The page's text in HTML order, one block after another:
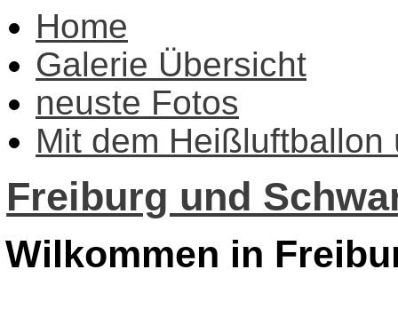
Home
Galerie Übersicht
neuste Fotos
Mit dem Heißluftballon
Freiburg und
Wilkommen in